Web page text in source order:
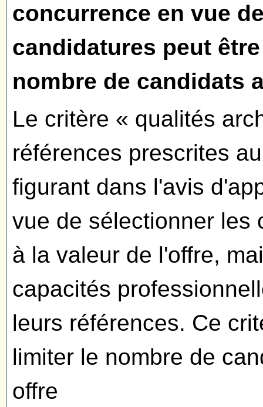
concurrence en vue
candidatures peut
nombre de candidats
Le critère « qualités
références prescrites
figurant dans l'avis
vue de sélectionner les
à la valeur de l'offre,
capacités
leurs références. Ce
limiter le nombre de
offre